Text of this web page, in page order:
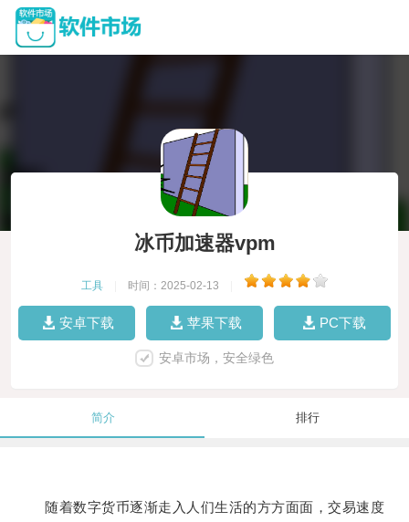
冰币加速器vpm
工具 时间：2025-02-13
安卓下载 苹果下载 PC下载
安卓市场，安全绿色
简介 排行
随着数字货币逐渐走入人们生活的方方面面，交易速度